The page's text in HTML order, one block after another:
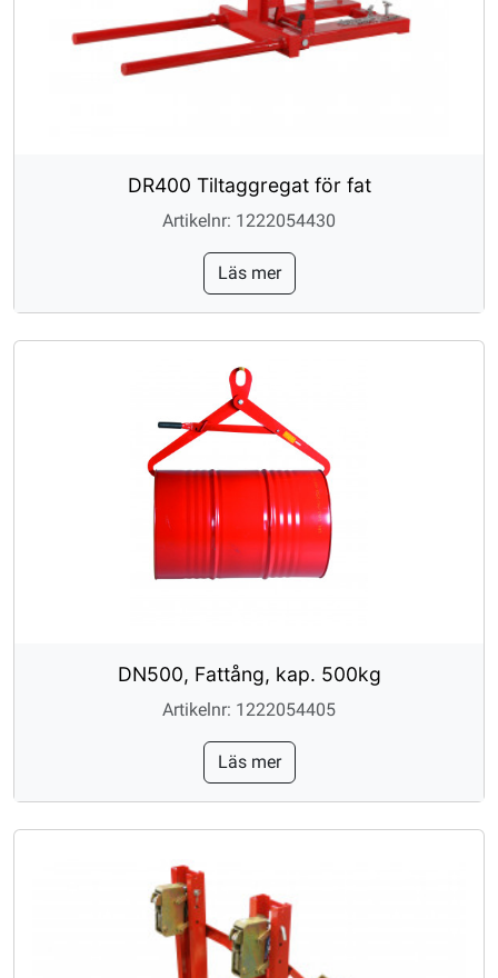
DR400 Tiltaggregat för fat
Artikelnr: 1222054430
Läs mer
DN500, Fattång, kap. 500kg
Artikelnr: 1222054405
Läs mer